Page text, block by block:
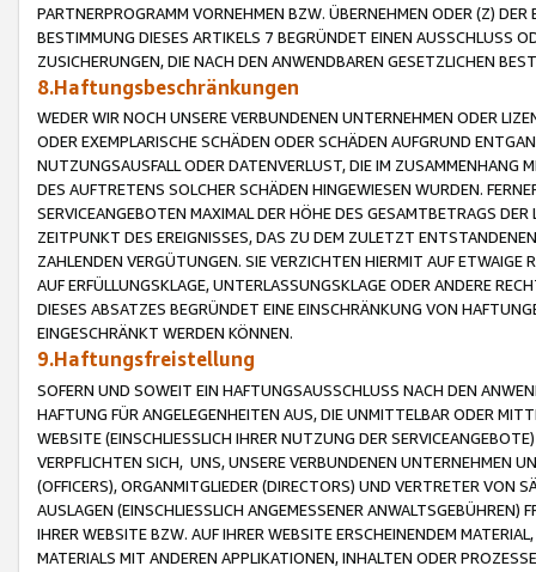
PARTNERPROGRAMM VORNEHMEN BZW. ÜBERNEHMEN ODER (Z)
BESTIMMUNG DIESES ARTIKELS 7 BEGRÜNDET EINEN AUSSCHLUSS
ZUSICHERUNGEN, DIE NACH DEN ANWENDBAREN GESETZLICHEN
8.Haftungsbeschränkungen
WEDER WIR NOCH UNSERE VERBUNDENEN UNTERNEHMEN ODER
ODER EXEMPLARISCHE SCHÄDEN ODER SCHÄDEN AUFGRUND
NUTZUNGSAUSFALL ODER DATENVERLUST, DIE IM ZUSAMMENHANG
DES AUFTRETENS SOLCHER SCHÄDEN HINGEWIESEN WURDEN.
SERVICEANGEBOTEN MAXIMAL DER HÖHE DES GESAMTBETRAGS
ZEITPUNKT DES EREIGNISSES, DAS ZU DEM ZULETZT
ZAHLENDEN VERGÜTUNGEN. SIE VERZICHTEN HIERMIT AUF
AUF ERFÜLLUNGSKLAGE, UNTERLASSUNGSKLAGE ODER ANDERE
DIESES ABSATZES BEGRÜNDET EINE EINSCHRÄNKUNG VON
EINGESCHRÄNKT WERDEN KÖNNEN.
9.Haftungsfreistellung
SOFERN UND SOWEIT EIN HAFTUNGSAUSSCHLUSS NACH DEN
HAFTUNG FÜR ANGELEGENHEITEN AUS, DIE UNMITTELBAR ODER
WEBSITE (EINSCHLIESSLICH IHRER NUTZUNG DER
VERPFLICHTEN SICH, UNS, UNSERE VERBUNDENEN UNTERNEHMEN
(OFFICERS), ORGANMITGLIEDER (DIRECTORS) UND VERTRETER VON
AUSLAGEN (EINSCHLIESSLICH ANGEMESSENER
IHRER WEBSITE BZW. AUF IHRER WEBSITE ERSCHEINENDEM
MATERIALS MIT ANDEREN APPLIKATIONEN, INHALTEN ODER